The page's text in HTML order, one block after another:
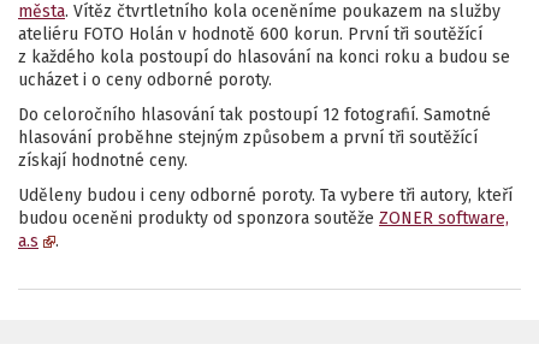
města. Vítěz čtvrtletního kola oceněníme poukazem na služby
ateliéru FOTO Holán v hodnotě 600 korun. První tři soutěžící
z každého kola postoupí do hlasování na konci roku a budou se
ucházet i o ceny odborné poroty.
Do celoročního hlasování tak postoupí 12 fotografií. Samotné
hlasování proběhne stejným způsobem a první tři soutěžící
získají hodnotné ceny.
Uděleny budou i ceny odborné poroty. Ta vybere tři autory, kteří
budou oceněni produkty od sponzora soutěže ZONER software,
a.s
.